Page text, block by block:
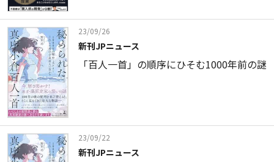
23/09/26
新刊JPニュース
「百人一首」の順序にひそむ1000年前の謎
23/09/22
新刊JPニュース